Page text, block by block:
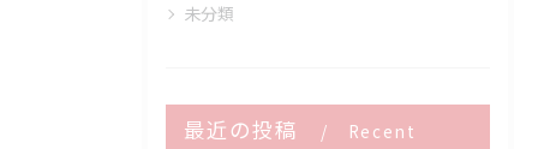
未分類
最近の投稿
Recent